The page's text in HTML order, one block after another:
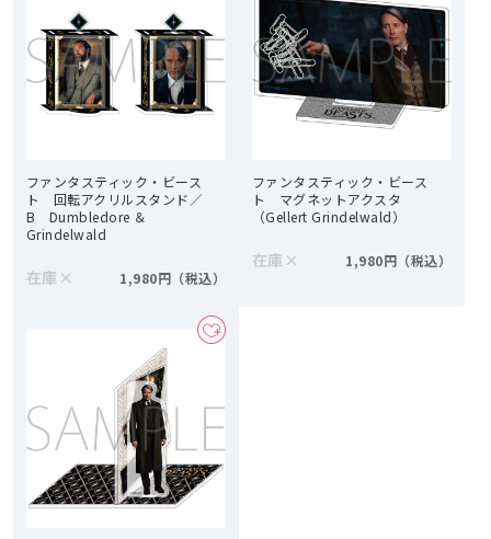
ファンタスティック・ビース
ト 回転アクリルスタンド／
B Dumbledore ＆
Grindelwald
在庫 × 1,980円
ファンタスティック・ビース
ト マグネットアクスタ
（Gellert Grindelwald）
在庫 × 1,980円